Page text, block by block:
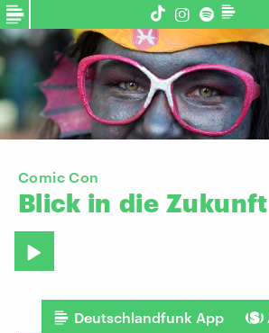
Comic Con
Blick in die Zukunft
Deutschlandfunk App